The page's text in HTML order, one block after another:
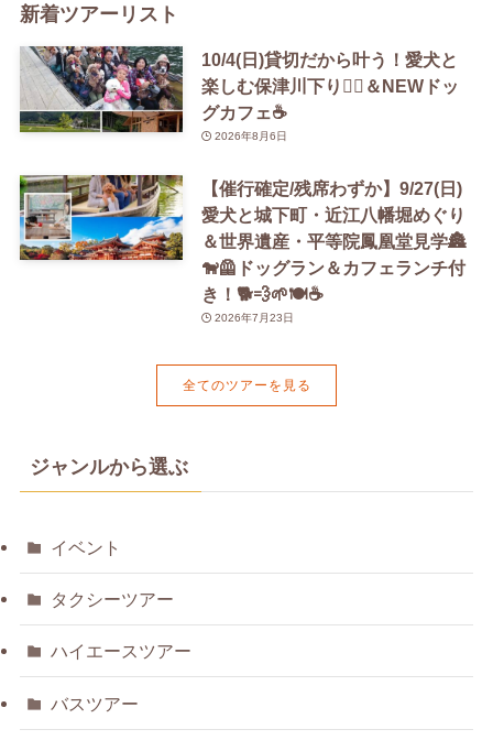
新着ツアーリスト
10/4(日)貸切だから叶う！愛犬と
楽しむ保津川下り🚣‍♀️＆NEWドッ
グカフェ☕️
2026年8月6日
【催行確定/残席わずか】9/27(日)
愛犬と城下町・近江八幡堀めぐり
＆世界遺産・平等院鳳凰堂見学🏯
🐕‍🦺ドッグラン＆カフェランチ付
き！🐕💨🌱🍽️☕️
2026年7月23日
全てのツアーを見る
ジャンルから選ぶ
イベント
タクシーツアー
ハイエースツアー
バスツアー